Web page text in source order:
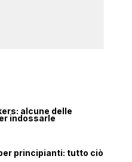
alcune delle
indossarle
principianti: tutto ciò